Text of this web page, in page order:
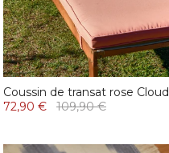
Coussin de transat rose Cloud
72,90 €
109,90 €